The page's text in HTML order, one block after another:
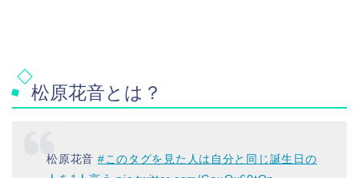
松原花音とは？
松原花音 #このタグを見た人は自分と同じ誕生日の